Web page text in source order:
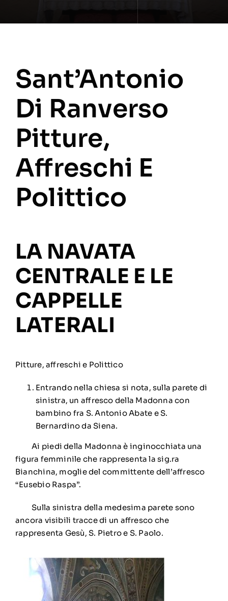
Sant’Antonio
Di Ranverso
Pitture,
Affreschi E
Polittico
LA NAVATA
CENTRALE E LE
CAPPELLE
LATERALI
Pitture, affreschi e Polittico
Entrando nella chiesa si nota, sulla parete di
sinistra, un affresco della Madonna con
bambino fra S. Antonio Abate e S.
Bernardino da Siena.
Ai piedi della Madonna è inginocchiata una
figura femminile che rappresenta la sig.ra
Bianchina, moglie del committente dell’affresco
“Eusebio Raspa”.
Sulla sinistra della medesima parete sono
ancora visibili tracce di un affresco che
rappresenta Gesù, S. Pietro e S. Paolo.